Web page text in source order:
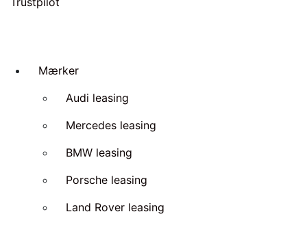
Mærker
Audi leasing
Mercedes leasing
BMW leasing
Porsche leasing
Land Rover leasing